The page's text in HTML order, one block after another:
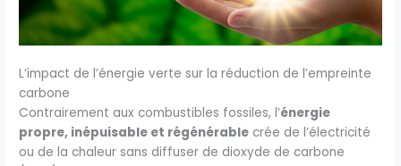
L’impact de l’énergie verte sur la réduction de l’empreinte
carbone
Contrairement aux combustibles fossiles, l’énergie
propre, inépuisable et régénérable crée de l’électricité
ou de la chaleur sans diffuser de dioxyde de carbone